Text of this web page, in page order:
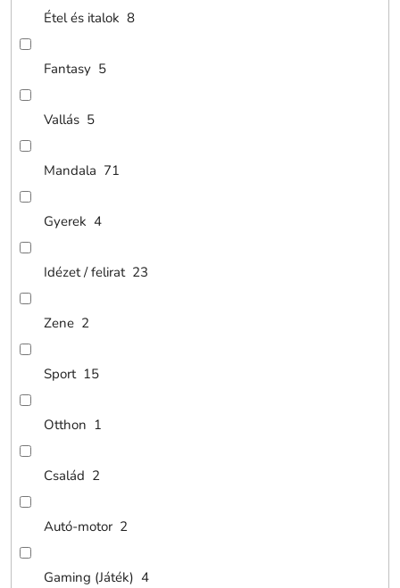
Étel és italok 8
Fantasy 5
Vallás 5
Mandala 71
Gyerek 4
Idézet / felirat 23
Zene 2
Sport 15
Otthon 1
Család 2
Autó-motor 2
Gaming (Játék) 4